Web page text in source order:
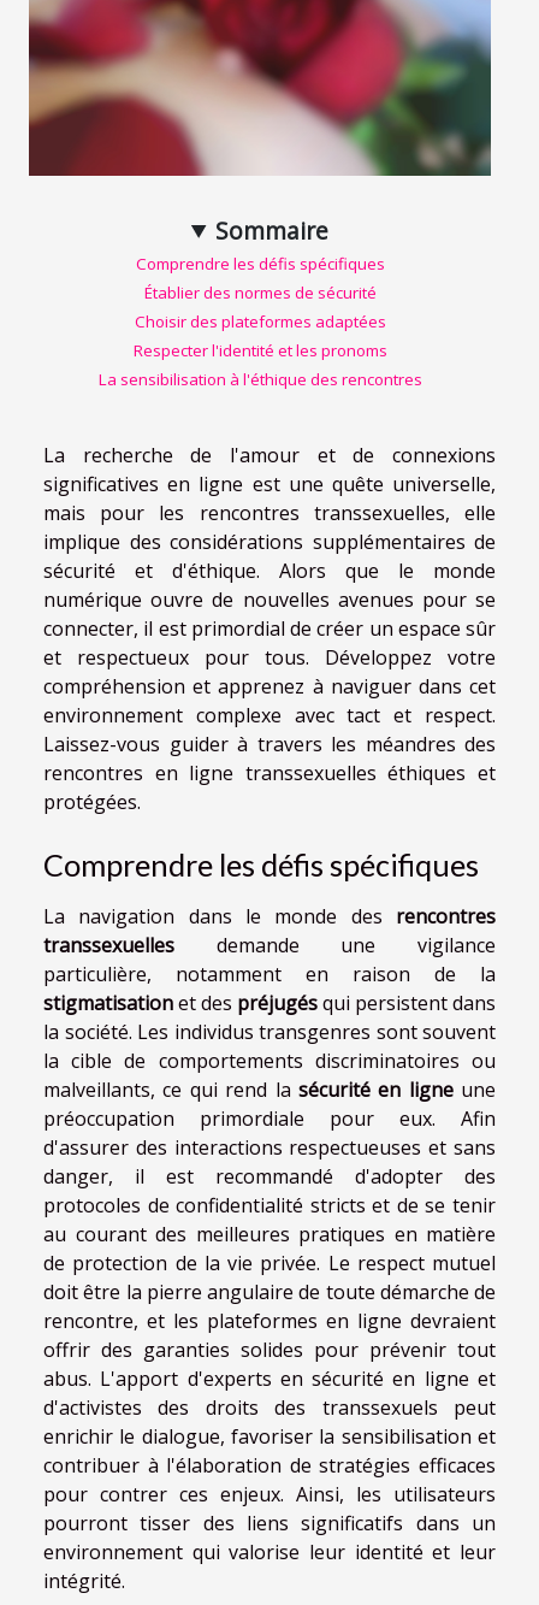
Sommaire
Comprendre les défis spécifiques
Établier des normes de sécurité
Choisir des plateformes adaptées
Respecter l'identité et les pronoms
La sensibilisation à l'éthique des rencontres
La recherche de l'amour et de connexions
significatives en ligne est une quête universelle,
mais pour les rencontres transsexuelles, elle
implique des considérations supplémentaires de
sécurité et d'éthique. Alors que le monde
numérique ouvre de nouvelles avenues pour se
connecter, il est primordial de créer un espace sûr
et respectueux pour tous. Développez votre
compréhension et apprenez à naviguer dans cet
environnement complexe avec tact et respect.
Laissez-vous guider à travers les méandres des
rencontres en ligne transsexuelles éthiques et
protégées.
Comprendre les défis spécifiques
La navigation dans le monde des rencontres
transsexuelles demande une vigilance
particulière, notamment en raison de la
stigmatisationet des préjugésqui persistent dans
la société. Les individus transgenres sont souvent
la cible de comportements discriminatoires ou
malveillants, ce qui rend la sécurité en ligneune
préoccupation primordiale pour eux. Afin
d'assurer des interactions respectueuses et sans
danger, il est recommandé d'adopter des
protocoles de confidentialité stricts et de se tenir
au courant des meilleures pratiques en matière
de protection de la vie privée. Le respect mutuel
doit être la pierre angulaire de toute démarche de
rencontre, et les plateformes en ligne devraient
offrir des garanties solides pour prévenir tout
abus. L'apport d'experts en sécurité en ligne et
d'activistes des droits des transsexuels peut
enrichir le dialogue, favoriser la sensibilisation et
contribuer à l'élaboration de stratégies efficaces
pour contrer ces enjeux. Ainsi, les utilisateurs
pourront tisser des liens significatifs dans un
environnement qui valorise leur identité et leur
intégrité.